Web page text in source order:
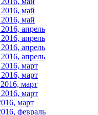
май
май
апрель
апрель
апрель
апрель
март
март
март
март
март
февраль